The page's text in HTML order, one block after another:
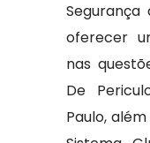
oferecer
nas
De
Paulo,